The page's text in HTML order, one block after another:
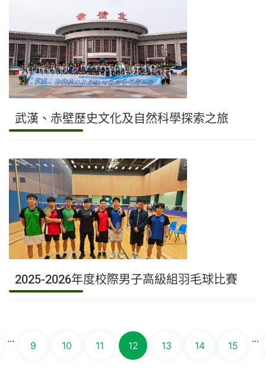
武漢、赤壁歷史文化及自然科學探索之旅
2025-2026年度校際男子高級組羽毛球比賽
...
9 10 11 12 13 14 15
...